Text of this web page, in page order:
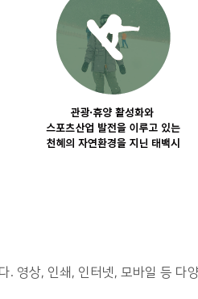
. 영상, 인쇄, 인터넷, 모바일 등 다